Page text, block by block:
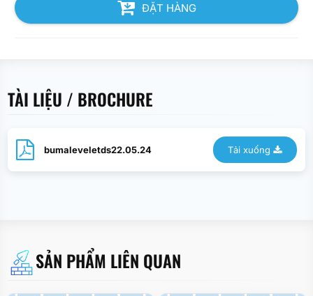
ĐẶT HÀNG
TÀI LIỆU / BROCHURE
bumaleveletds22.05.24 Tải xuống
SẢN PHẨM LIÊN QUAN